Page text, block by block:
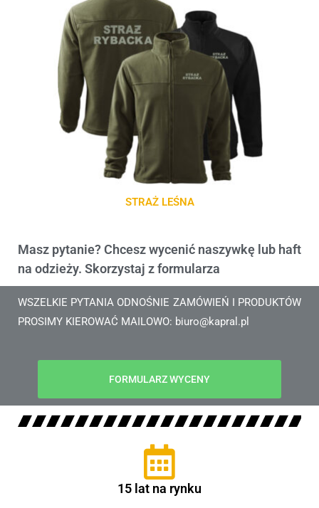
STRAŻ LEŚNA
Masz pytanie? Chcesz wycenić naszywkę lub haft
na odzieży. Skorzystaj z formularza
WSZELKIE PYTANIA ODNOŚNIE ZAMÓWIEŃ I PRODUKTÓW
PROSIMY KIEROWAĆ MAILOWO: biuro@kapral.pl
FORMULARZ WYCENY
15 lat na rynku